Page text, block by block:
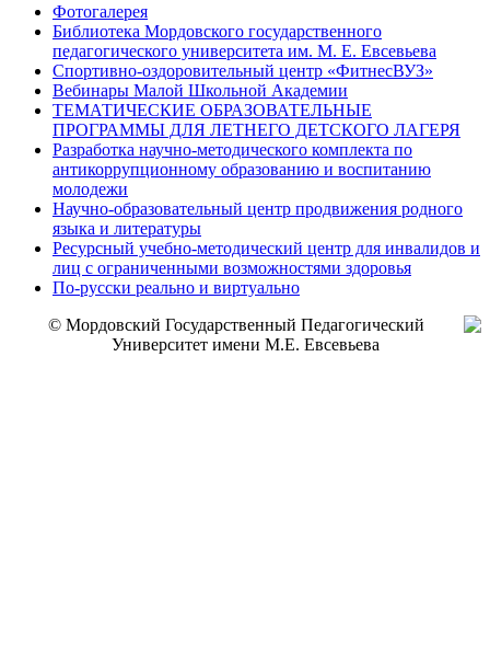
Фотогалерея
Библиотека Мордовского государственного
педагогического университета им. М. Е. Евсевьева
Спортивно-оздоровительный центр «ФитнесВУЗ»
Вебинары Малой Школьной Академии
ТЕМАТИЧЕСКИЕ ОБРАЗОВАТЕЛЬНЫЕ
ПРОГРАММЫ ДЛЯ ЛЕТНЕГО ДЕТСКОГО ЛАГЕРЯ
Разработка научно-методического комплекта по
антикоррупционному образованию и воспитанию
молодежи
Научно-образовательный центр продвижения родного
языка и литературы
Ресурсный учебно-методический центр для инвалидов и
лиц с ограниченными возможностями здоровья
По-русски реально и виртуально
© Мордовский Государственный Педагогический
Университет имени М.Е. Евсевьева